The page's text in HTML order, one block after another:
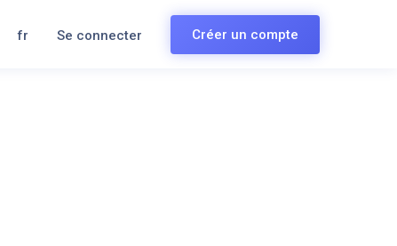
fr Se connecter Créer un compte